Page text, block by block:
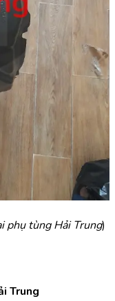
phụ tùng Hải Trung)
Trung